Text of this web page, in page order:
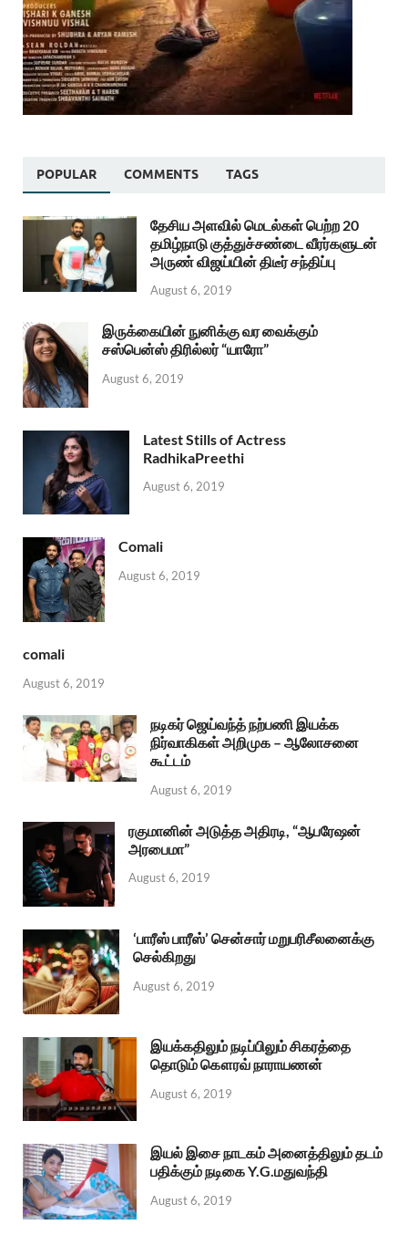
POPULAR COMMENTS TAGS
தேசிய அளவில் மெடல்கள் பெற்ற 20
தமிழ்நாடு குத்துச்சண்டை வீரர்களுடன்
அருண் விஜய்யின் திடீர் சந்திப்பு
August 6, 2019
இருக்கையின் நுனிக்கு வர வைக்கும்
சஸ்பென்ஸ் திரில்லர் “யாரோ”
August 6, 2019
Latest Stills of Actress
RadhikaPreethi
August 6, 2019
Comali
August 6, 2019
comali
August 6, 2019
நடிகர் ஜெய்வந்த் நற்பணி இயக்க
நிர்வாகிகள் அறிமுக – ஆலோசனை
கூட்டம்
August 6, 2019
ரகுமானின் அடுத்த அதிரடி, “ஆபரேஷன்
அரபைமா”
August 6, 2019
‘பாரீஸ் பாரீஸ்’ சென்சார் மறுபரிசீலனைக்கு
செல்கிறது
August 6, 2019
இயக்கதிலும் நடிப்பிலும் சிகரத்தை
தொடும் கௌரவ் நாராயணன்
August 6, 2019
இயல் இசை நாடகம் அனைத்திலும் தடம்
பதிக்கும் நடிகை Y.G.மதுவந்தி
August 6, 2019